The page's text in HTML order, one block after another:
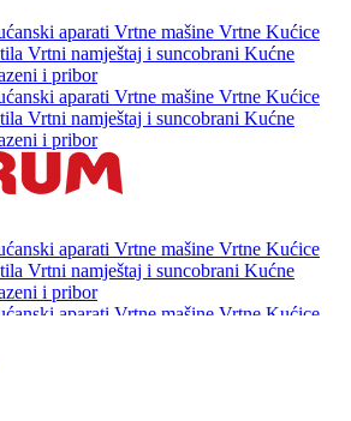
aparati Vrtne mašine Vrtne Kućice
Vrtni namještaj i suncobrani Kućne
i pribor
aparati Vrtne mašine Vrtne Kućice
Vrtni namještaj i suncobrani Kućne
i pribor
aparati Vrtne mašine Vrtne Kućice
Vrtni namještaj i suncobrani Kućne
i pribor
aparati Vrtne mašine Vrtne Kućice